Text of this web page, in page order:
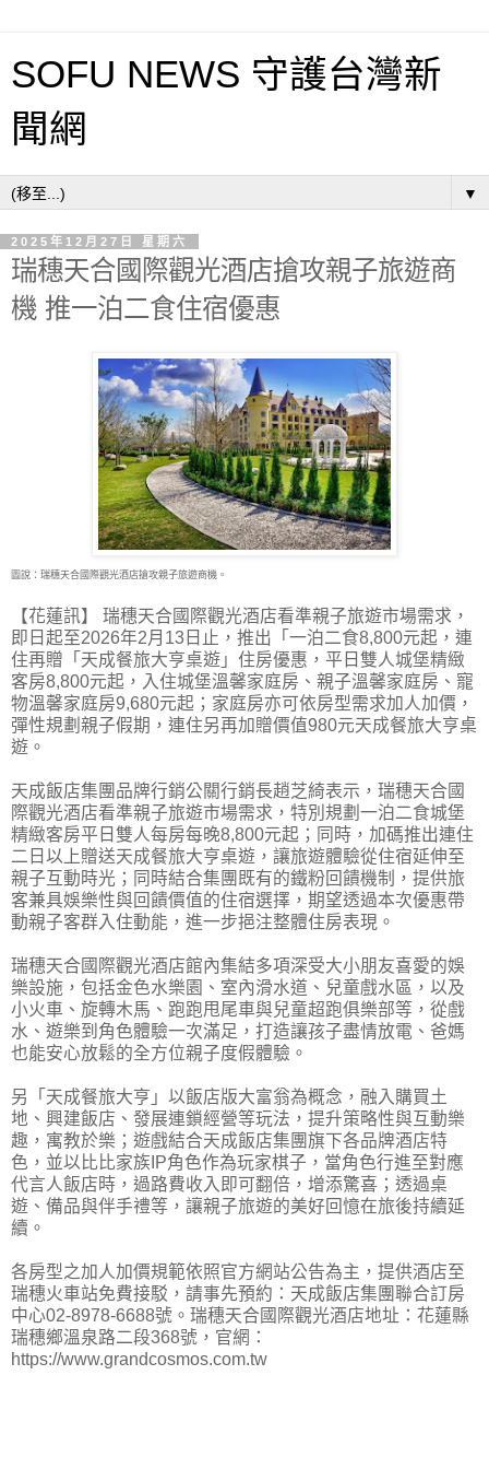
SOFU NEWS 守護台灣新
聞網
▼
2025年12月27日 星期六
瑞穗天合國際觀光酒店搶攻親子旅遊商
機 推一泊二食住宿優惠
圖說：瑞穗天合國際觀光酒店搶攻親子旅遊商機。
【花蓮訊】 瑞穗天合國際觀光酒店看準親子旅遊市場需求，
即日起至2026年2月13日止，推出 「一泊二食8,800元起，連
住再贈「天成餐旅大亨桌遊」住房優惠，平日雙人城堡精緻
客房8,800元起，入住城堡溫馨家庭房、親子溫馨家庭房、寵
物溫馨家庭房9,680元起；家庭房亦可依房型需求加人加價，
彈性規劃親子假期，連住另再加贈價值980元天成餐旅大亨桌
遊。
天成飯店集團品牌行銷公關行銷長趙芝綺表示，瑞穗天合國
際觀光酒店看準親子旅遊市場需求，特別規劃一泊二食城堡
精緻客房平日雙人每房每晚8,800元起；同時，加碼推出連住
二日以上贈送天成餐旅大亨桌遊，讓旅遊體驗從住宿延伸至
親子互動時光；同時結合集團既有的鐵粉回饋機制，提供旅
客兼具娛樂性與回饋價值的住宿選擇，期望透過本次優惠帶
動親子客群入住動能，進一步挹注整體住房表現。
瑞穗天合國際觀光酒店館內集結多項深受大小朋友喜愛的娛
樂設施，包括金色水樂園、室內滑水道、兒童戲水區，以及
小火車、旋轉木馬、跑跑甩尾車與兒童超跑俱樂部等，從戲
水、遊樂到角色體驗一次滿足，打造讓孩子盡情放電、爸媽
也能安心放鬆的全方位親子度假體驗。
另「天成餐旅大亨」以飯店版大富翁為概念，融入購買土
地、興建飯店、發展連鎖經營等玩法，提升策略性與互動樂
趣，寓教於樂；遊戲結合天成飯店集團旗下各品牌酒店特
色，並以比比家族IP角色作為玩家棋子，當角色行進至對應
代言人飯店時，過路費收入即可翻倍，增添驚喜；透過桌
遊、備品與伴手禮等，讓親子旅遊的美好回憶在旅後持續延
續。
各房型之加人加價規範依照官方網站公告為主，提供酒店至
瑞穗火車站免費接駁，請事先預約：天成飯店集團聯合訂房
中心02-8978-6688號。瑞穗天合國際觀光酒店地址：花蓮縣
瑞穗鄉溫泉路二段368號，官網：
https://www.grandcosmos.com.tw